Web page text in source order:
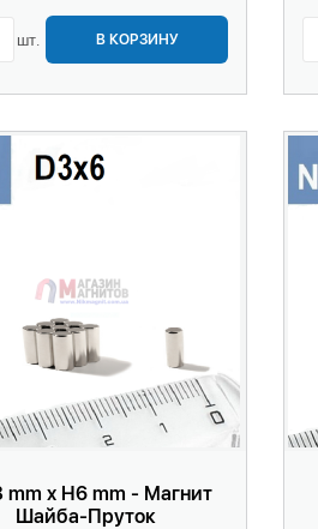
шт. В КОРЗИНУ
mm x H6 mm - Магнит
Шайба-Пруток